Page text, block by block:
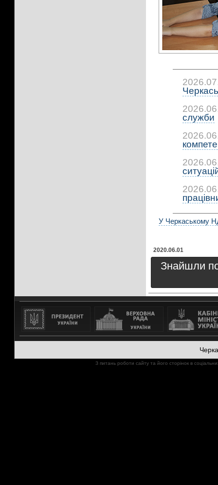
служби
2020.06.01
У Черкаському
Знайшли
З питань роботи сайту та його сторінок в